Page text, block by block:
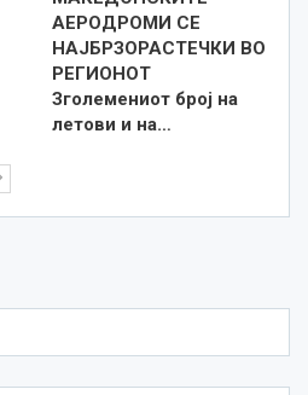
АЕРОДРОМИ СЕ
НАЈБРЗОРАСТЕЧКИ ВО
РЕГИОНОТ
Зголемениот број на
летови и на…